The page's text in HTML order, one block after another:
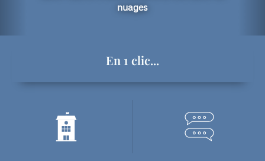
nuages
En 1 clic...